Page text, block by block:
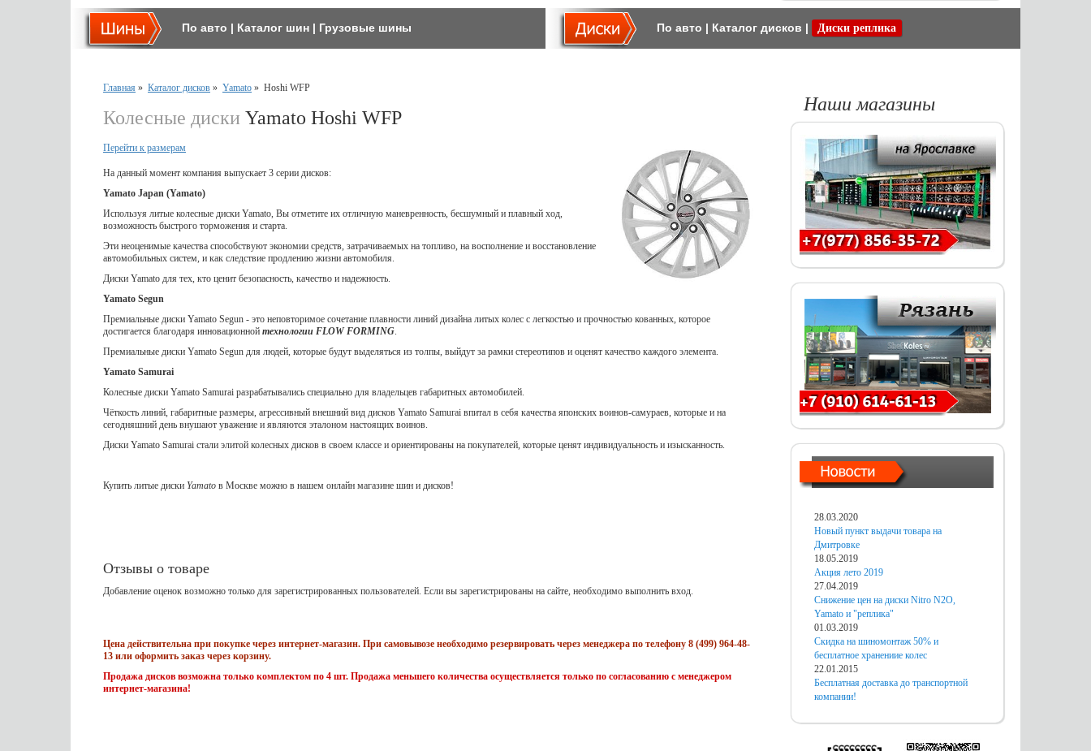
По авто | Каталог шин | Грузовые шины По авто | Каталог дисков | Диски реплика
Главная » Каталог дисков » Yamato » Hoshi WFP
Колесные диски Yamato Hoshi WFP
Перейти к размерам
На данный момент компания выпускает 3 серии дисков:
Yamato Japan (Yamato)
Используя литые колесные диски Yamato, Вы отметите их отличную маневренность, бесшумный и плавный ход,
возможность быстрого торможения и старта.
Эти неоценимые качества способствуют экономии средств, затрачиваемых на топливо, на восполнение и восстановление
автомобильных систем, и как следствие продлению жизни автомобиля.
Диски Yamato для тех, кто ценит безопасность, качество и надежность.
Yamato Segun
Премиальные диски Yamato Segun - это неповторимое сочетание плавности линий дизайна литых колес с легкостью и прочностью кованных, которое
достигается благодаря инновационной технологии FLOW FORMING.
Премиальные диски Yamato Segun для людей, которые будут выделяться из толпы, выйдут за рамки стереотипов и оценят качество каждого элемента.
Yamato Samurai
Колесные диски Yamato Samurai разрабатывались специально для владельцев габаритных автомобилей.
Чёткость линий, габаритные размеры, агрессивный внешний вид дисков Yamato Samurai впитал в себя качества японских воинов-самураев, которые и на
сегодняшний день внушают уважение и являются эталоном настоящих воинов.
Диски Yamato Samurai стали элитой колесных дисков в своем классе и ориентированы на покупателей, которые ценят индивидуальность и изысканность.
Купить литые диски Yamato в Москве можно в нашем онлайн магазине шин и дисков!
Отзывы о товаре
Добавление оценок возможно только для зарегистрированных пользователей. Если вы зарегистрированы на сайте, необходимо выполнить вход.
Цена действительна при покупке через интернет-магазин. При самовывозе необходимо резервировать через менеджера по телефону 8 (499) 964-48-
13 или оформить заказ через корзину.
Продажа дисков возможна только комплектом по 4 шт. Продажа меньшего количества осуществляется только по согласованию с менеджером
интернет-магазина!
Наши магазины
28.03.2020
Новый пункт выдачи товара на
Дмитровке
18.05.2019
Акция лето 2019
27.04.2019
Снижение цен на диски Nitro N2O,
Yamato и "реплика"
01.03.2019
Скидка на шиномонтаж 50% и
бесплатное хранениие колес
22.01.2015
Бесплатная доставка до транспортной
компании!